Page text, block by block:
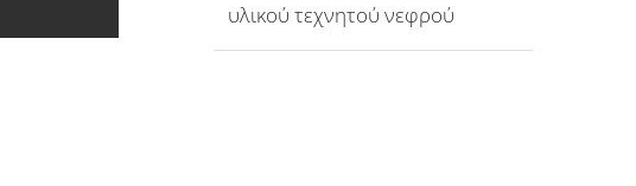
υλικού τεχνητού νεφρού